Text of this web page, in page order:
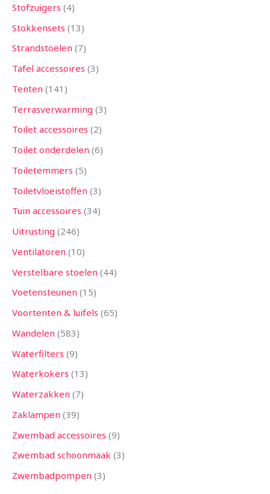
Stofzuigers 4
Stokkensets 13
Strandstoelen 7
Tafel accessoires 3
Tenten 141
Terrasverwarming 3
Toilet accessoires 2
Toilet onderdelen 6
Toiletemmers 5
Toiletvloeistoffen 3
Tuin accessoires 34
Uitrusting 246
Ventilatoren 10
Verstelbare stoelen 44
Voetensteunen 15
Voortenten & luifels 65
Wandelen 583
Waterfilters 9
Waterkokers 13
Waterzakken 7
Zaklampen 39
Zwembad accessoires 9
Zwembad schoonmaak 3
Zwembadpompen 3